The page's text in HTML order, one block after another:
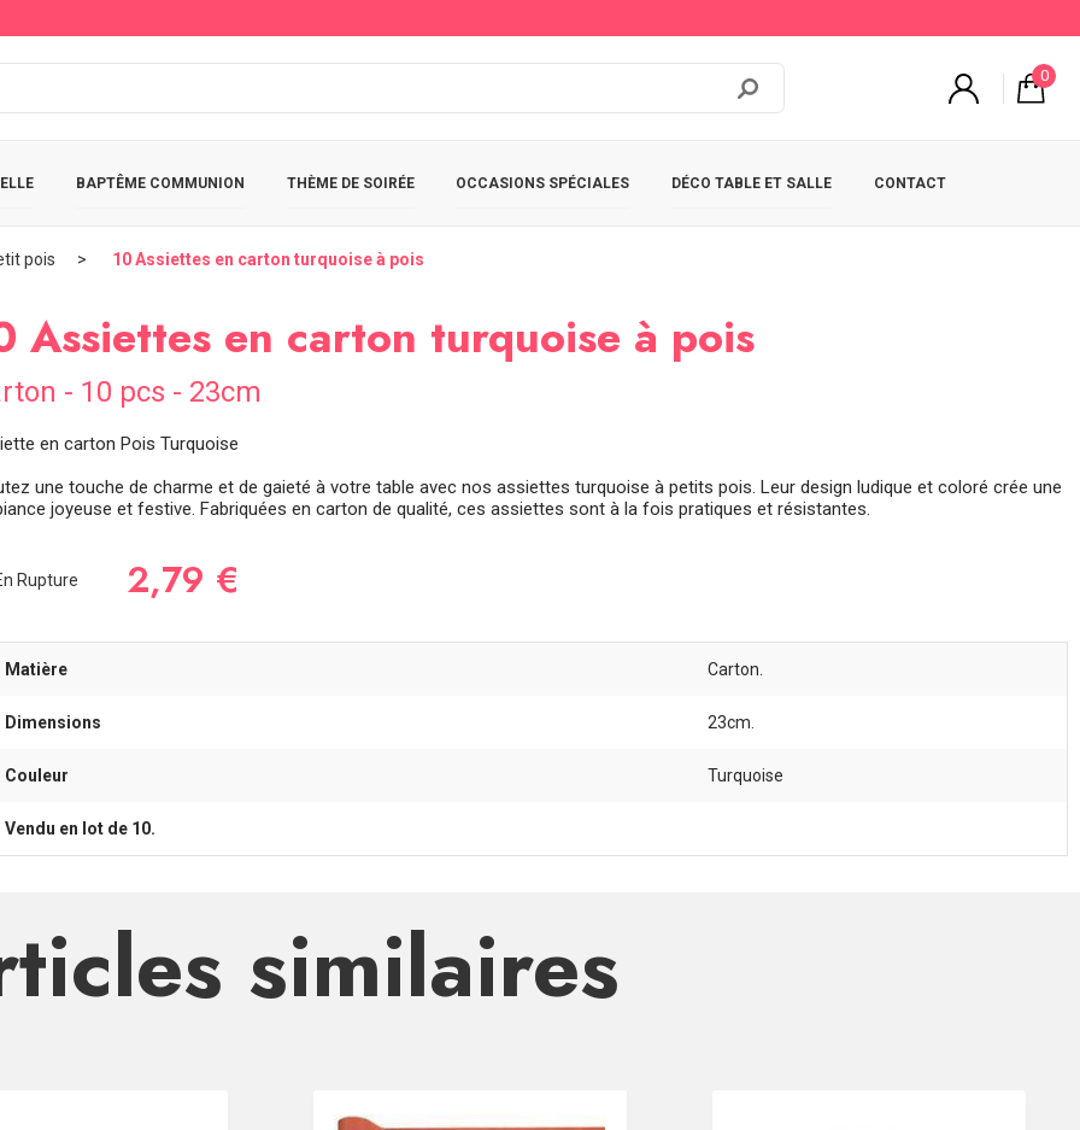
0
BAPTÊME COMMUNION THÈME DE SOIRÉE OCCASIONS SPÉCIALES DÉCO TABLE ET SALLE CONTACT
pois 10 Assiettes en carton turquoise à pois
Assiettes en carton turquoise à pois
- 10 pcs - 23cm
en carton Pois Turquoise
une touche de charme et de gaieté à votre table avec nos assiettes turquoise à petits pois. Leur design ludique et coloré crée une
joyeuse et festive. Fabriquées en carton de qualité, ces assiettes sont à la fois pratiques et résistantes.
Rupture 2,79 €
Matière Carton.
Dimensions 23cm.
Couleur Turquoise
Vendu en lot de 10.
similaires